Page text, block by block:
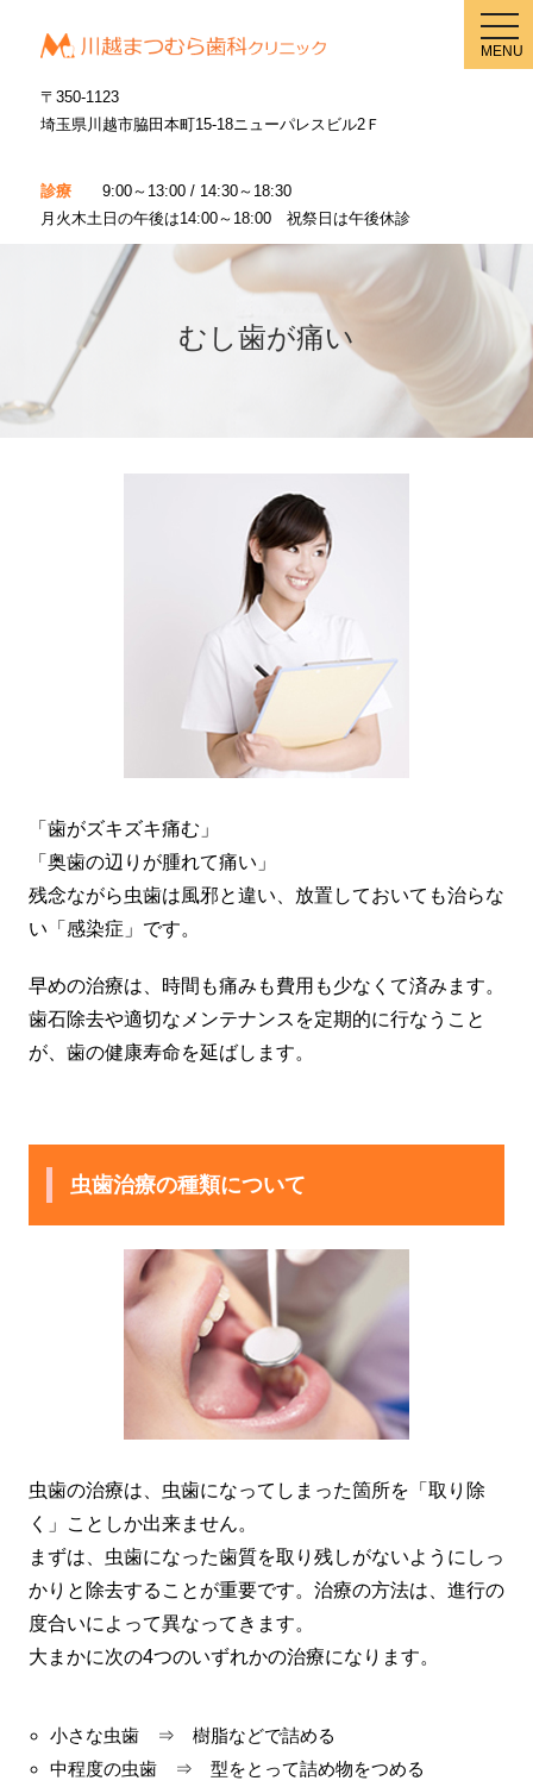
メ
ニ
ュ
ー
MENU
〒350-1123
埼玉県川越市脇田本町15-18ニューパレスビル2Ｆ
診療 9:00～13:00 / 14:30～18:30
月火木土日の午後は14:00～18:00 祝祭日は午後休診
むし歯が痛い
「歯がズキズキ痛む」
「奥歯の辺りが腫れて痛い」
残念ながら虫歯は風邪と違い、放置しておいても治らな
い「感染症」です。
早めの治療は、時間も痛みも費用も少なくて済みます。
歯石除去や適切なメンテナンスを定期的に行なうこと
が、歯の健康寿命を延ばします。
虫歯治療の種類について
虫歯の治療は、虫歯になってしまった箇所を「取り除
く」ことしか出来ません。
まずは、虫歯になった歯質を取り残しがないようにしっ
かりと除去することが重要です。治療の方法は、進行の
度合いによって異なってきます。
大まかに次の4つのいずれかの治療になります。
小さな虫歯 ⇒ 樹脂などで詰める
中程度の虫歯 ⇒ 型をとって詰め物をつめる